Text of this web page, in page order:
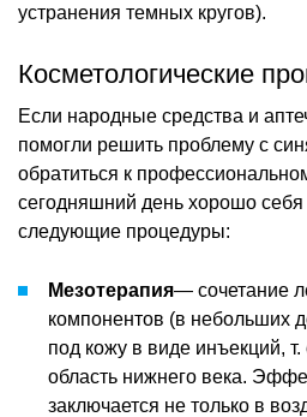
устранения темных кругов).
Косметологические
Если народные средства и
помогли решить проблему с
обратиться к
сегодняшний день хорошо
следующие процедуры:
Мезотерапия— сочетание
компонентов (в небольших
под кожу в виде инъекций,
область нижнего века.
заключается не только в